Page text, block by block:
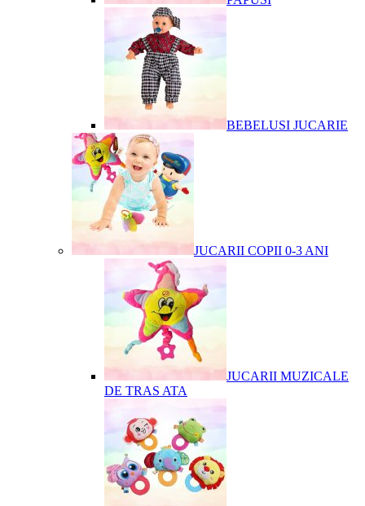
BEBELUSI JUCARIE
JUCARII COPII 0-3 ANI
JUCARII MUZICALE
DE TRAS ATA